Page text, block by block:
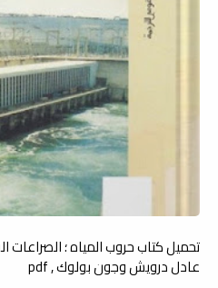
تحميل كتاب حروب المياه ؛
عادل درويش وجون بولوك , pdf